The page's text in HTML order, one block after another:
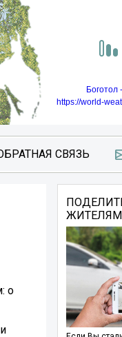
Боготол
https://world-
СВЯЗЬ
о